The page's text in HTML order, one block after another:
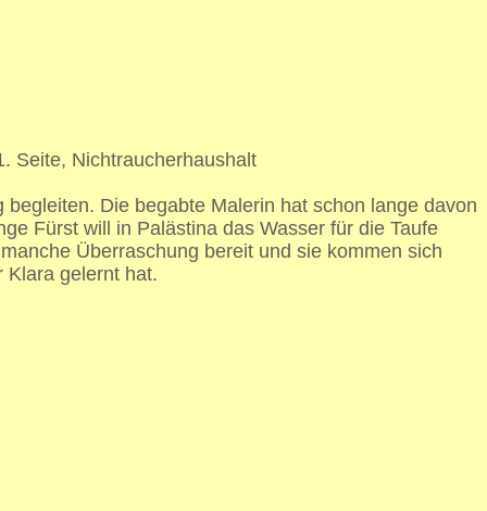
Seite, Nichtraucherhaushalt
Die begabte Malerin hat schon lange davon
Fürst will in Palästina das Wasser für die Taufe
Überraschung bereit und sie kommen sich
Klara gelernt hat.